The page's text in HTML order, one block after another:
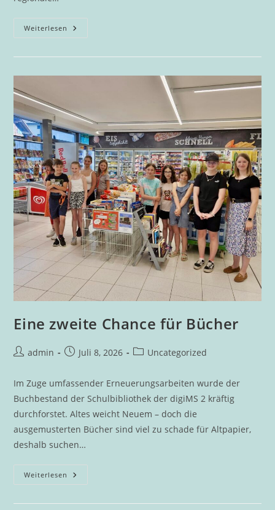
Weiterlesen Zukunftschancen
Direkt
Der
Berufsinformationsmesse
2
Bad
Goisern
Eine zweite Chance für Bücher
Beitrags-
admin
BeitragJuli 8, 2026
Beitrags-
Uncategorized
Im Zuge umfassender Erneuerungsarbeiten wurde der
Buchbestand der Schulbibliothek der digiMS 2 kräftig
durchforstet. Altes weicht Neuem – doch die
ausgemusterten Bücher sind viel zu schade für Altpapier,
deshalb suchen…
Weiterlesen Eine
Zweite